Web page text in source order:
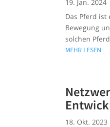
19. Jan. 2024
Das Pferd
Bewegung
solchen
MEHR LESEN
18. Okt. 2023